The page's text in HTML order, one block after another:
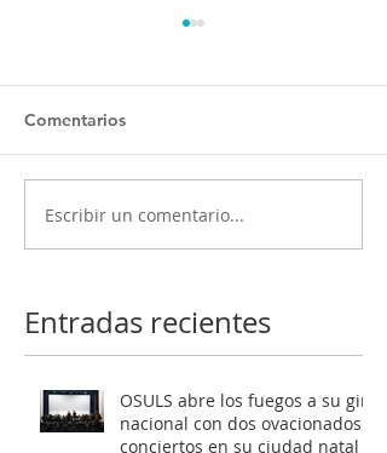
OSULS ofrecerá dos
conciertos gratuitos
Comentarios
Escribir un comentario...
Entradas recientes
OSULS abre los fuegos a su gira
nacional con dos ovacionados
conciertos en su ciudad natal